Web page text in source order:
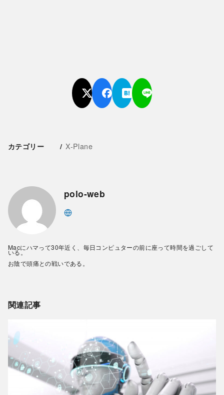
カテゴリー X-Plane
polo-web
Macにハマって30年近く、毎日コンピュターの前に座って時間を過ごして
いる。
お陰で頭痛との戦いである。
関連記事